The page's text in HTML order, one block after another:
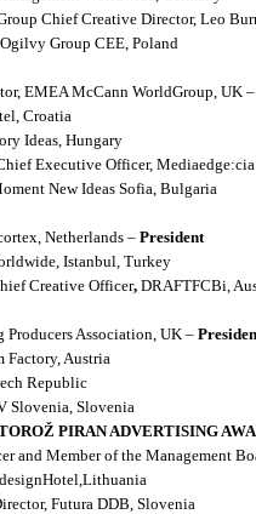
Chief Creative Director, Leo
Group CEE, Poland
EMEA McCann WorldGroup, UK –
Croatia
Ideas, Hungary
Executive Officer,
New Ideas Sofia, Bulgaria
Netherlands – President
Istanbul, Turkey
Creative Officer, DRAFTFCBi,
Producers Association, UK –
Factory, Austria
Republic
Slovenia, Slovenia
PIRAN ADVERTISING
and Member of the Management
designHotel, Lithuania
Futura DDB, Slovenia